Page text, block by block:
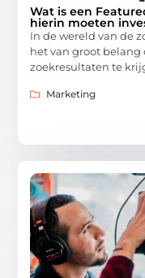
Wat is een
hierin moeten
In de wereld van de
het van groot belang
zoekresultaten te
Marketing